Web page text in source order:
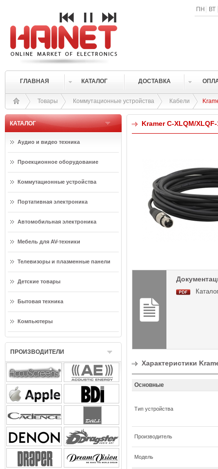
ПН ВТ
ГЛАВНАЯ КАТАЛОГ ДОСТАВКА
Товары Коммутационные устройства Кабели
КАТАЛОГ
Аудио и видео техника
Проекционное оборудование
Коммутационные устройства
Портативная электроника
Автомобильная электроника
Мебель для AV-техники
Телевизоры и плазменные панели
Детские товары
Бытовая техника
Компьютеры
ПРОИЗВОДИТЕЛИ
Kramer C-XLQM/
Характеристики
Основные
Тип устройства
Производитель
Модель